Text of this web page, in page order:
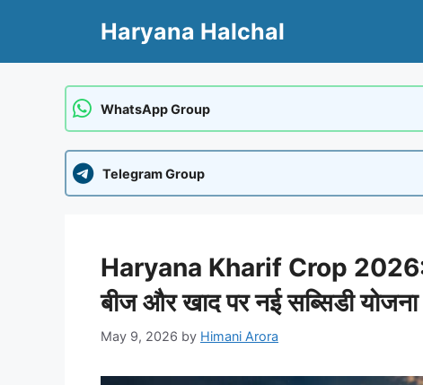
Haryana Halchal
WhatsApp Group
Telegram Group
Haryana Kharif Crop 2026:
बीज और खाद पर नई सब्सिडी योजना
May 9, 2026 by Himani Arora